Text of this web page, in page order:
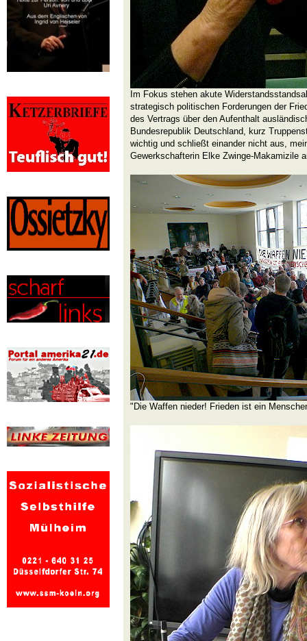
Im Fokus stehen akute
strategisch politischen Forderungen der
des Vertrags über den Aufenthalt
Bundesrepublik Deutschland, kurz
wichtig und schließt einander nicht aus,
Gewerkschafterin Elke Zwinge-Makamizile
"Die Waffen nieder! Frieden ist ein